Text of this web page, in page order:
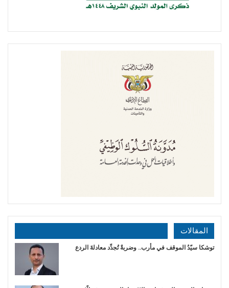
المقالات
توشكا سيّدُ الموقف في مأرب.. وضربةٌ تُجدِّد معادلةَ الردع